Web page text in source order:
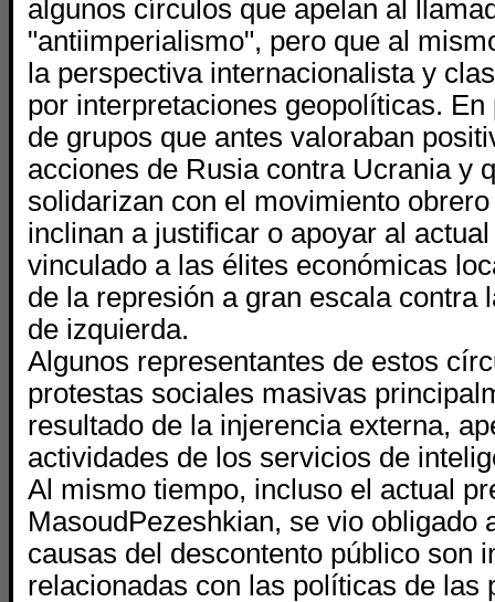
algunos círculos que apelan al
"antiimperialismo", pero que al
la perspectiva internacionalista y
por interpretaciones geopolíticas.
de grupos que antes valoraban
acciones de Rusia contra Ucrania y
solidarizan con el movimiento
inclinan a justificar o apoyar al
vinculado a las élites económicas
de la represión a gran escala contra
de izquierda.
Algunos representantes de estos
protestas sociales masivas
resultado de la injerencia externa,
actividades de los servicios de
Al mismo tiempo, incluso el actual
MasoudPezeshkian, se vio obligado
causas del descontento público son
relacionadas con las políticas de las